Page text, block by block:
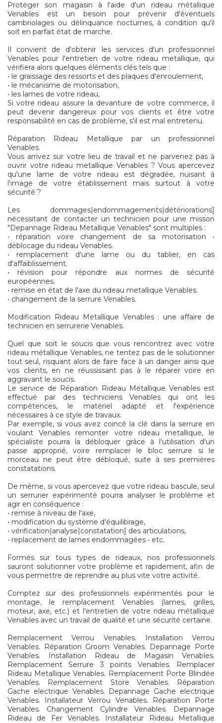
Protéger son magasin à l'aide d'un rideau métallique
Venables est un besoin pour prévenir d'éventuels
cambriolages ou délinquance nocturnes, à condition qu'il
soit en parfait état de marche.
Il convient de d'obtenir les services d'un professionnel
Venables pour l'entretien de votre rideau metallique, qui
vérifiera alors quelques éléments clés tels que :
• le graissage des ressorts et des plaques d'enroulement,
• le mécanisme de motorisation,
• les lames de votre rideau,
Si votre rideau assure la devanture de votre commerce, il
peut devenir dangereux pour vos clients et être votre
responsabilité en cas de problème, s'il est mal entretenu.
Réparation Rideau Metallique par un professionnel
Venables.
Vous arrivez sur votre lieu de travail et ne parvenez pas à
ouvrir votre rideau metallique Venables ? Vous apercevez
qu'une lame de votre rideau est dégradée, nuisant à
l'image de votre établissement mais surtout à votre
sécurité ?
Les dommages|endommagements|détériorations]
nécessitant de contacter un technicien pour une misson
"Depannage Rideau Metallique Venables" sont multiples :
• réparation voire changement de sa motorisation •
déblocage du rideau Venables.
• remplacement d'une lame ou du tablier, en cas
d'affaiblissement.
• révision pour répondre aux normes de sécurité
européennes.
• remise en état de l'axe du rideau metallique Venables.
• changement de la serrure Venables.
Modification Rideau Metallique Venables : une affaire de
technicien en serrurerie Venables.
Quel que soit le soucis que vous rencontrez avec votre
rideau métallique Venables, ne tentez pas de le solutionner
tout seul, risquant alors de faire face à un danger ainsi que
vos clients, en ne réussissant pas à le réparer voire en
aggravant le soucis.
Le service de Réparation Rideau Métallique Venables est
effectué par des techniciens Venables qui ont les
compétences, le matériel adapté et l'expérience
nécessaires à ce style de travaux.
Par exemple, si vous avez coincé la clé dans la serrure en
voulant Venables remonter votre rideau metallique, le
spécialiste pourra la débloquer grâce à l'utilisation d'un
passe approprié, voire remplacer le bloc serrure si le
morceau ne peut être débloqué, suite à ses premières
constatations.
De même, si vous apercevez que votre rideau bascule, seul
un serrurier expérimenté pourra analyser le problème et
agir en conséquence :
• remise à niveau de l'axe,
• modification du système d'équilibrage,
• vérification|analyse|constatation] des articulations,
• replacement de lames endommagées • etc.
Formés sur tous types de rideaux, nos professionnels
sauront solutionner votre problème et rapidement, afin de
vous permettre de reprendre au plus vite votre activité.
Comptez sur des professionnels expérimentés pour le
montage, le remplacement Venables (lames, grilles,
moteur, axe, etc.) et l'entretien de votre rideau métallique
Venables avec un travail de qualité et une sécurité certaine.
Remplacement Verrou Venables. Installation Verrou
Venables. Réparation Groom Venables. Depannage Porte
Venables. Installation Rideau de Magasin Venables.
Remplacement Serrure 3 points Venables. Remplacer
Rideau Metallique Venables. Remplacement Porte Blindée
Venables. Remplacement Store Venables. Réparation
Gache electrique Venables. Depannage Gache electrique
Venables. Installateur Verrou Venables. Réparation Porte
Venables. Changement Cylindre Venables. Depannage
Rideau de Fer Venables. Installateur Rideau Metallique